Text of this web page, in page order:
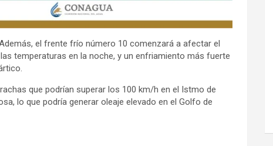
el frente frío número 10 comenzará a afectar el
temperaturas en la noche, y un enfriamiento más fuerte
que podrían superar los 100 km/h en el Istmo de
lo que podría generar oleaje elevado en el Golfo de